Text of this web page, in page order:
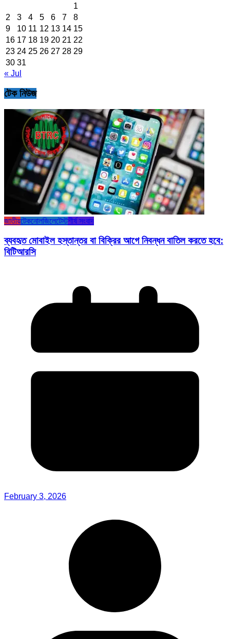
1
2
3 4 5 6 7
8
9
10 11 12 13 14 15
16 17 18 19 20 21 22
23 24 25 26 27 28 29
30 31
« Jul
টেক নিউজ
জাতীয়টেকনোলজিলেটেস্টশীর্ষ সংবাদ
ব্যবহৃত মোবাইল হস্তান্তর বা বিক্রির আগে নিবন্ধন বাতিল করতে হবে:
বিটিআরসি
February 3, 2026